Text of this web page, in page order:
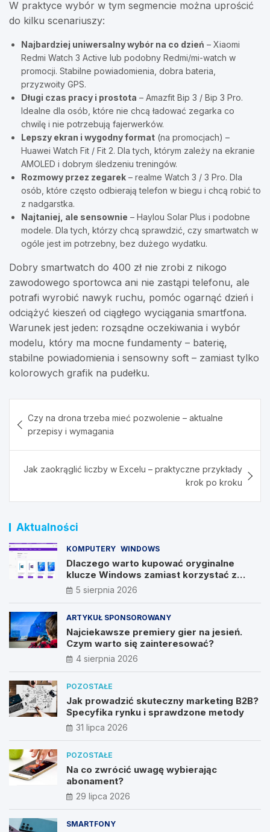
W praktyce wybór w tym segmencie można uprościć
do kilku scenariuszy:
Najbardziej uniwersalny wybór na co dzień – Xiaomi
Redmi Watch 3 Active lub podobny Redmi/mi-watch w
promocji. Stabilne powiadomienia, dobra bateria,
przyzwoity GPS.
Długi czas pracy i prostota – Amazfit Bip 3 / Bip 3 Pro.
Idealne dla osób, które nie chcą ładować zegarka co
chwilę i nie potrzebują fajerwerków.
Lepszy ekran i wygodny format (na promocjach) –
Huawei Watch Fit / Fit 2. Dla tych, którym zależy na ekranie
AMOLED i dobrym śledzeniu treningów.
Rozmowy przez zegarek – realme Watch 3 / 3 Pro. Dla
osób, które często odbierają telefon w biegu i chcą robić to
z nadgarstka.
Najtaniej, ale sensownie – Haylou Solar Plus i podobne
modele. Dla tych, którzy chcą sprawdzić, czy smartwatch w
ogóle jest im potrzebny, bez dużego wydatku.
Dobry smartwatch do 400 zł nie zrobi z nikogo
zawodowego sportowca ani nie zastąpi telefonu, ale
potrafi wyrobić nawyk ruchu, pomóc ogarnąć dzień i
odciążyć kieszeń od ciągłego wyciągania smartfona.
Warunek jest jeden: rozsądne oczekiwania i wybór
modelu, który ma mocne fundamenty – baterię,
stabilne powiadomienia i sensowny soft – zamiast tylko
kolorowych grafik na pudełku.
wpisu
Czy na drona trzeba mieć pozwolenie – aktualne
przepisy i wymagania
Jak zaokrąglić liczby w Excelu – praktyczne przykłady
krok po kroku
Aktualności
KOMPUTERY WINDOWS
Dlaczego warto kupować oryginalne
klucze Windows zamiast korzystać z
nieautoryzowanych źródeł?
5 sierpnia 2026
ARTYKUŁ SPONSOROWANY
Najciekawsze premiery gier na jesień.
Czym warto się zainteresować?
4 sierpnia 2026
POZOSTAŁE
Jak prowadzić skuteczny marketing B2B?
Specyfika rynku i sprawdzone metody
31 lipca 2026
POZOSTAŁE
Na co zwrócić uwagę wybierając
abonament?
29 lipca 2026
SMARTFONY